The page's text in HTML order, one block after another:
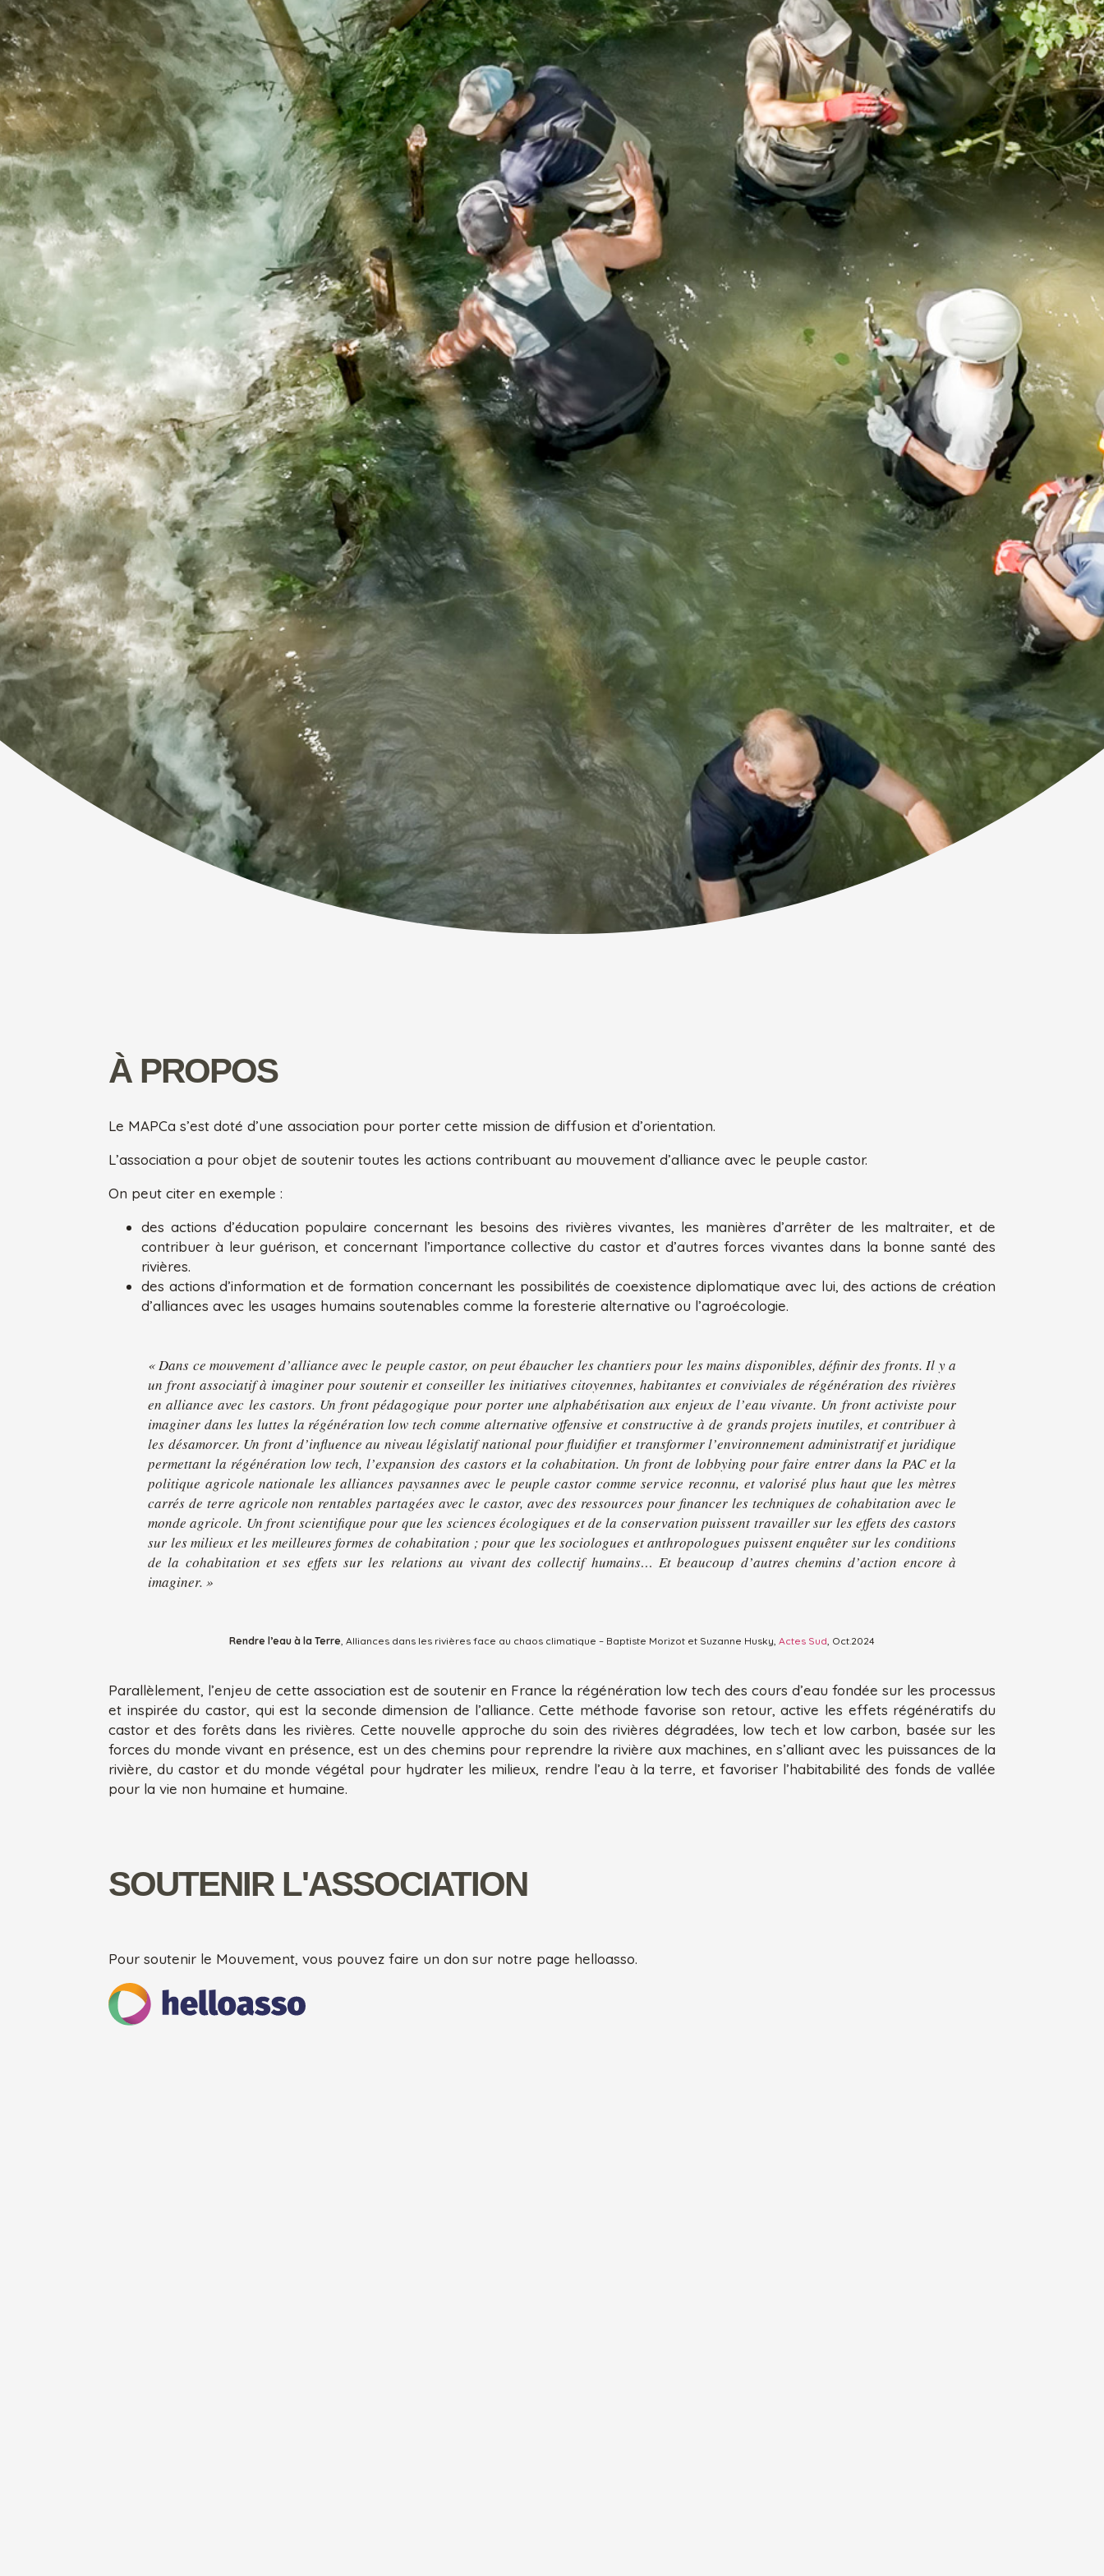
À PROPOS
Le MAPCa s’est doté d’une association pour porter cette mission de diffusion et d’orientation.
L’association a pour objet de soutenir toutes les actions contribuant au mouvement d’alliance avec le peuple castor.
On peut citer en exemple :
des actions d’éducation populaire concernant les besoins des rivières vivantes, les manières d’arrêter de les maltraiter, et de
contribuer à leur guérison, et concernant l’importance collective du castor et d’autres forces vivantes dans la bonne santé des
rivières.
des actions d’information et de formation concernant les possibilités de coexistence diplomatique avec lui, des actions de création
d’alliances avec les usages humains soutenables comme la foresterie alternative ou l’agroécologie.
« Dans ce mouvement d’alliance avec le peuple castor, on peut ébaucher les chantiers pour les mains disponibles, définir des fronts. Il y a
un front associatif à imaginer pour soutenir et conseiller les initiatives citoyennes, habitantes et conviviales de régénération des rivières
en alliance avec les castors. Un front pédagogique pour porter une alphabétisation aux enjeux de l’eau vivante. Un front activiste pour
imaginer dans les luttes la régénération low tech comme alternative offensive et constructive à de grands projets inutiles, et contribuer à
les désamorcer. Un front d’influence au niveau législatif national pour fluidifier et transformer l’environnement administratif et juridique
permettant la régénération low tech, l’expansion des castors et la cohabitation. Un front de lobbying pour faire entrer dans la PAC et la
politique agricole nationale les alliances paysannes avec le peuple castor comme service reconnu, et valorisé plus haut que les mètres
carrés de terre agricole non rentables partagées avec le castor, avec des ressources pour financer les techniques de cohabitation avec le
monde agricole. Un front scientifique pour que les sciences écologiques et de la conservation puissent travailler sur les effets des castors
sur les milieux et les meilleures formes de cohabitation ; pour que les sociologues et anthropologues puissent enquêter sur les conditions
de la cohabitation et ses effets sur les relations au vivant des collectif humains… Et beaucoup d’autres chemins d’action encore à
imaginer. »
Rendre l’eau à la Terre, Alliances dans les rivières face au chaos climatique – Baptiste Morizot et Suzanne Husky, Actes Sud, Oct.2024
Parallèlement, l’enjeu de cette association est de soutenir en France la régénération low tech des cours d’eau fondée sur les processus
et inspirée du castor, qui est la seconde dimension de l’alliance. Cette méthode favorise son retour, active les effets régénératifs du
castor et des forêts dans les rivières. Cette nouvelle approche du soin des rivières dégradées, low tech et low carbon, basée sur les
forces du monde vivant en présence, est un des chemins pour reprendre la rivière aux machines, en s’alliant avec les puissances de la
rivière, du castor et du monde végétal pour hydrater les milieux, rendre l’eau à la terre, et favoriser l’habitabilité des fonds de vallée
pour la vie non humaine et humaine.
SOUTENIR L'ASSOCIATION
Pour soutenir le Mouvement, vous pouvez faire un don sur notre page helloasso.